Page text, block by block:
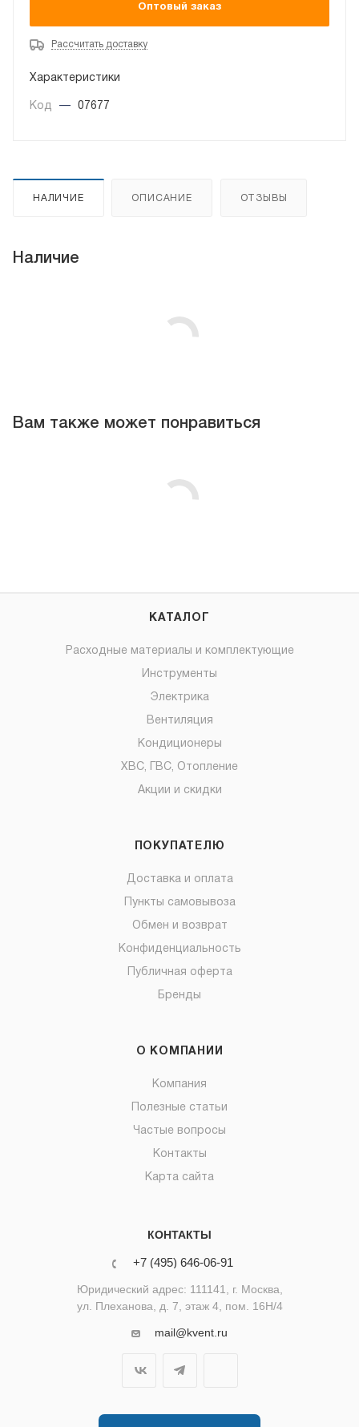
Оптовый заказ
Рассчитать доставку
Характеристики
Код — 07677
НАЛИЧИЕ ОПИСАНИЕ ОТЗЫВЫ
Наличие
Вам также может понравиться
КАТАЛОГ
Расходные материалы и комплектующие
Инструменты
Электрика
Вентиляция
Кондиционеры
ХВС, ГВС, Отопление
Акции и скидки
ПОКУПАТЕЛЮ
Доставка и оплата
Пункты самовывоза
Обмен и возврат
Конфиденциальность
Публичная оферта
Бренды
О КОМПАНИИ
Компания
Полезные статьи
Частые вопросы
Контакты
Карта сайта
КОНТАКТЫ
+7 (495) 646-06-91
Юридический адрес: 111141, г. Москва,
ул. Плеханова, д. 7, этаж 4, пом. 16Н/4
mail@kvent.ru